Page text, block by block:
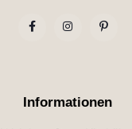
Informationen